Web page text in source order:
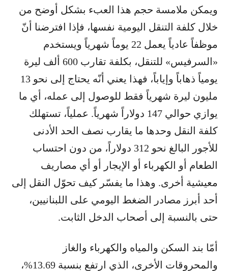
ويمكن ملامسة حجم هذا العبء بشكل أوضح من
خلال كلفة التنقل اليومية نفسها، فإذا افترضنا أنّ
موظفاً عادياً يعمل 22 يوماً شهرياً ويستخدم
«السرفيس» للتنقل، بكلفة تقارب 600 ألف ليرة
يومياً ذهاباً وإياباً، فهذا يعني أنّه يحتاج إلى نحو 13
مليون ليرة شهرياً فقط للوصول إلى عمله، أي ما
يوازي حوالي 147 دولاراً شهرياً. عملياً، تستهلك
كلفة النقل وحدها ما يقارب نصف الحد الأدنى
للأجور البالغ نحو 312 دولاراً، من دون احتساب
الطعام أو الكهرباء أو الإيجار أو أي مصاريف
معيشية أخرى. وهذا ما يفسّر كيف تحوّل النقل إلى
أحد أبرز مصادر الضغط اليومي على اللبنانيين،
حتى بالنسبة إلى أصحاب الدخل الثابت.
أمّا بند السكن والمياه والكهرباء والغاز
والمحروقات الأخرى، الذي ارتفع بنسبة 13.69%،